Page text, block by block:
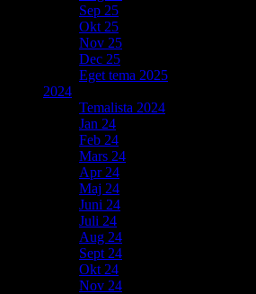
Sep 25
Okt 25
Nov 25
Dec 25
Eget tema 2025
2024
Temalista 2024
Jan 24
Feb 24
Mars 24
Apr 24
Maj 24
Juni 24
Juli 24
Aug 24
Sept 24
Okt 24
Nov 24